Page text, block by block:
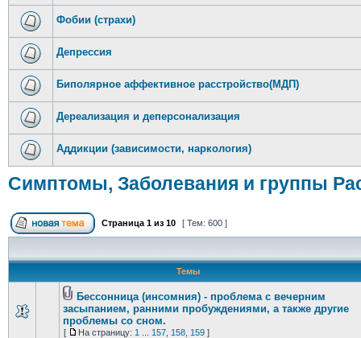
Фобии (страхи)
Депрессия
Биполярное аффективное расстройство(МДП)
Дереализация и деперсонализация
Аддикции (зависимости, наркология)
Симптомы, Заболевания и группы
Страница 1из 10 [ Тем: 600 ]
Темы
Бессонница (инсомния) - проблема с вечерним
засыпанием, ранними пробуждениями, а также другие
проблемы со сном.
[ На страницу: 1 157, 158, 159]